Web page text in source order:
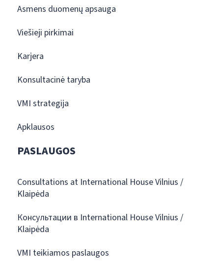
Asmens duomenų apsauga
Viešieji pirkimai
Karjera
Konsultacinė taryba
VMI strategija
Apklausos
PASLAUGOS
Consultations at International House Vilnius /
Klaipėda
Консультации в International House Vilnius /
Klaipėda
VMI teikiamos paslaugos